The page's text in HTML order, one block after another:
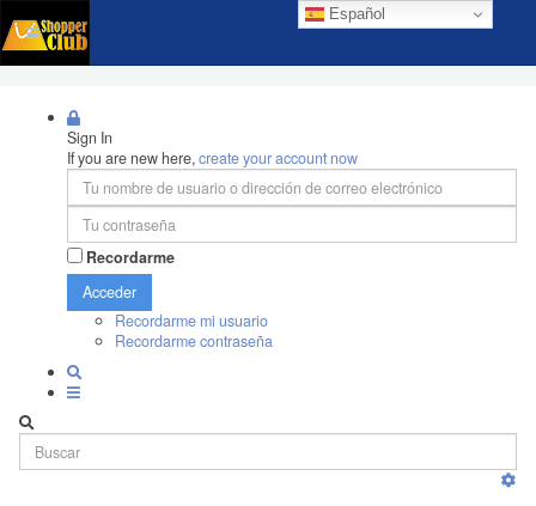
Español
Sign In
If you are new here,create your account now
Recordarme
Acceder
Recordarme mi usuario
Recordarme contraseña